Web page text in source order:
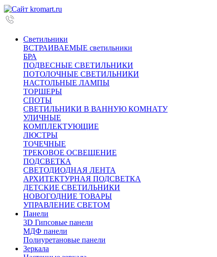
Светильники
ВСТРАИВАЕМЫЕ светильники
БРА
ПОДВЕСНЫЕ СВЕТИЛЬНИКИ
ПОТОЛОЧНЫЕ СВЕТИЛЬНИКИ
НАСТОЛЬНЫЕ ЛАМПЫ
ТОРШЕРЫ
СПОТЫ
СВЕТИЛЬНИКИ В ВАННУЮ КОМНАТУ
УЛИЧНЫЕ
КОМПЛЕКТУЮЩИЕ
ЛЮСТРЫ
ТОЧЕЧНЫЕ
ТРЕКОВОЕ ОСВЕЩЕНИЕ
ПОДСВЕТКА
СВЕТОДИОДНАЯ ЛЕНТА
АРХИТЕКТУРНАЯ ПОДСВЕТКА
ДЕТСКИЕ СВЕТИЛЬНИКИ
НОВОГОДНИЕ ТОВАРЫ
УПРАВЛЕНИЕ СВЕТОМ
Панели
3D Гипсовые панели
МДФ панели
Полиуретановые панели
Зеркала